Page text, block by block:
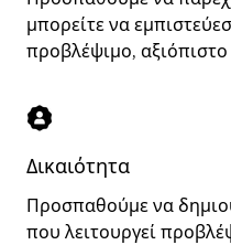
μπορείτε να
προβλέψιμο,
Δικαιότητα
Προσπαθούμε να
που λειτουργεί